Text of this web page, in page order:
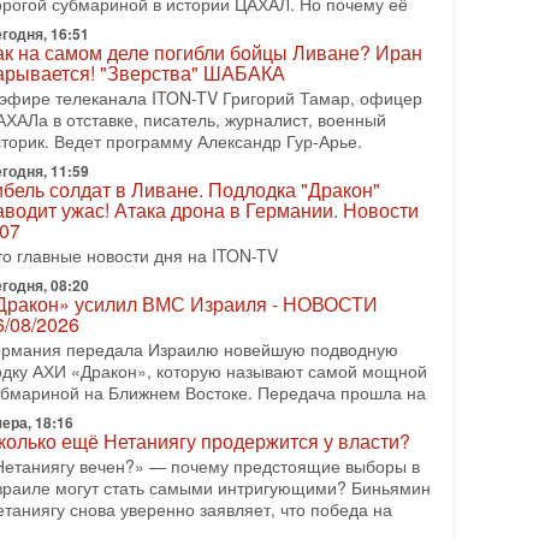
2026, 17:50
голос» Израиля: кто заберет его на этот
русскоязычных репатриантов не раз кардинально
политический ландшафт Израиля. Достаточно
взлет партии «Исраэль ба-алия», когда
2026, 17:00
закрытых дверей: о чём на самом деле
Трамп и Нетаньяху?
визит премьер-министра Израиля Биньямина
в США и его встреча с Дональдом Трампом
больше вопросов, чем ответов. Полная
07-2026, 15:18
готовит покушение на Нетаниягу! Трамп не
эскалации, но КСИР готовит взрыв!
телеканала ITON-TV СЕРГЕЙ МИГДАЛЬ,
по вопросам безопасности, офицер запаса
управления полиции Израиля, автор
07-2026, 09:02
за разоружение ХАМАСа - НОВОСТИ
07/2026
президент США Дональд Трамп заявил о
16:51
на самом деле погибли бойцы Ливане? Иран
"Зверства" ШАБАКА
телеканала ITON-TV Григорий Тамар, офицер
в отставке, писатель, журналист, военный
Ведет программу Александр Гур-Арье.
11:59
солдат в Ливане. Подлодка "Дракон"
ужас! Атака дрона в Германии. Новости
главные новости дня на ITON-TV
08:20
усилил ВМС Израиля - НОВОСТИ
08/2026
передала Израилю новейшую подводную
АХИ «Дракон», которую называют самой мощной
на Ближнем Востоке. Передача прошла на
18:16
ещё Нетаниягу продержится у власти?
вечен?» — почему предстоящие выборы в
могут стать самыми интригующими? Биньямин
снова уверенно заявляет, что победа на